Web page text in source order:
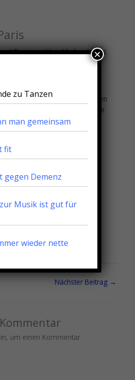
/Turniere/ VonMarkus Litters
getanzt und 30ter von 50 Paaren
Cup erreicht. Jetzt stehen wir
von 925 in der Weltrangliste.
Nächster Beitrag →
um einen Kommentar
zu Tanzen
man gemeinsam
fit
gegen Demenz
Musik ist gut für
wieder nette
×